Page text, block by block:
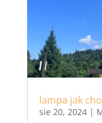
lampa jak
sie 20, 2024|